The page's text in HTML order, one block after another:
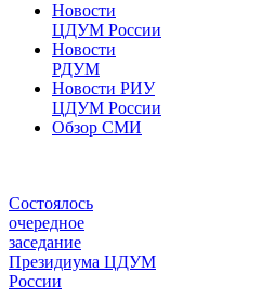
Новости
ЦДУМ России
Новости
РДУМ
Новости РИУ
ЦДУМ России
Обзор СМИ
Состоялось
очередное
заседание
Президиума ЦДУМ
России